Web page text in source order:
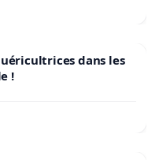
dans les
!